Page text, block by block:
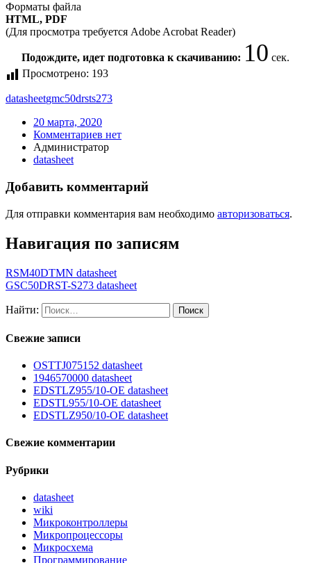
Форматы файла
HTML, PDF
(Для просмотра требуется Adobe Acrobat Reader)
Подождите, идет подготовка к скачиванию: 10 сек.
Просмотрено: 193
datasheetgmc50drsts273
20 марта, 2020
Комментариев нет
Администратор
datasheet
Добавить комментарий
Для отправки комментария вам необходимо авторизоваться.
Навигация по записям
RSM40DTMN datasheet
GSC50DRST-S273 datasheet
Найти:
Свежие записи
OSTTJ075152 datasheet
1946570000 datasheet
EDSTLZ955/10-OE datasheet
EDSTL955/10-OE datasheet
EDSTLZ950/10-OE datasheet
Свежие комментарии
Рубрики
datasheet
wiki
Микроконтроллеры
Микропроцессоры
Микросхема
Программирование